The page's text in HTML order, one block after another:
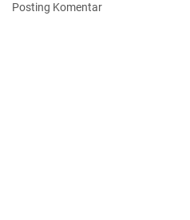
Posting Komentar